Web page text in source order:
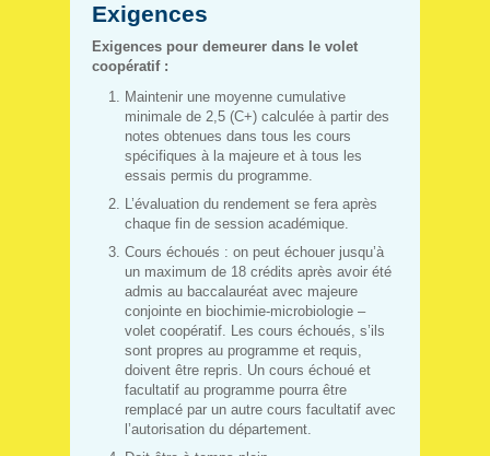
Exigences
Exigences pour demeurer dans le volet
coopératif :
Maintenir une moyenne cumulative
minimale de 2,5 (C+) calculée à partir des
notes obtenues dans tous les cours
spécifiques à la majeure et à tous les
essais permis du programme.
L’évaluation du rendement se fera après
chaque fin de session académique.
Cours échoués : on peut échouer jusqu’à
un maximum de 18 crédits après avoir été
admis au baccalauréat avec majeure
conjointe en biochimie-microbiologie –
volet coopératif. Les cours échoués, s’ils
sont propres au programme et requis,
doivent être repris. Un cours échoué et
facultatif au programme pourra être
remplacé par un autre cours facultatif avec
l’autorisation du département.